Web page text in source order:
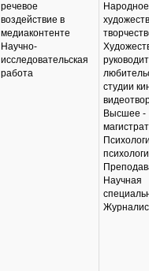
речевое
воздействие в
медиаконтенте
Научно-
исследовательская
работа
Народное
студии
Высшее -
Научная